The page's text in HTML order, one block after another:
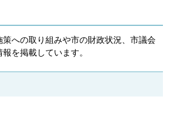
への取り組みや市の財政状況、市議会
を掲載しています。